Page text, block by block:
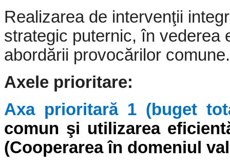
Realizarea de intervenţii
strategic puternic, în vederea
abordării provocărilor comune.
Axele prioritare:
Axa prioritară 1 (buget
comun şi utilizarea
(Cooperarea în domeniul